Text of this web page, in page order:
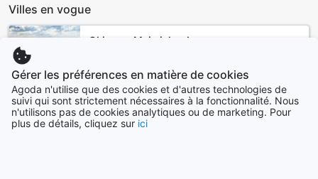
Villes en vogue
Okinawa Main island
Séoul
Corée du Sud
Gérer les préférences en matière de cookies
Agoda n'utilise que des cookies et d'autres technologies de
suivi qui sont strictement nécessaires à la fonctionnalité. Nous
n'utilisons pas de cookies analytiques ou de marketing. Pour
plus de détails, cliquez sur ici